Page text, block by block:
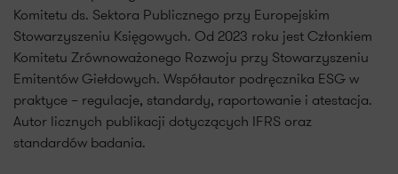
Komitetu ds. Sektora Publicznego przy Europejskim
Stowarzyszeniu Księgowych. Od 2023 roku jest Członkiem
Komitetu Zrównoważonego Rozwoju przy Stowarzyszeniu
Emitentów Giełdowych. Współautor podręcznika ESG w
praktyce – regulacje, standardy, raportowanie i atestacja.
Autor licznych publikacji dotyczących IFRS oraz
standardów badania.